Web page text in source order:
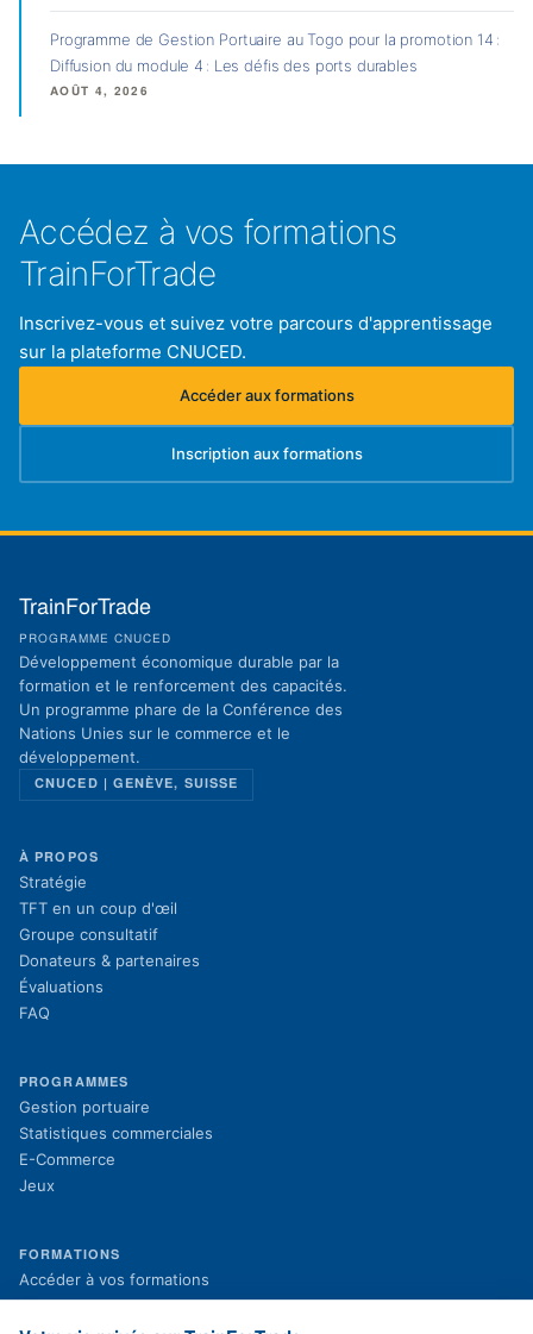
Programme de Gestion Portuaire au Togo pour la promotion 14 :
Diffusion du module 4 : Les défis des ports durables
AOÛT 4, 2026
Accédez à vos formations
TrainForTrade
Inscrivez-vous et suivez votre parcours d'apprentissage
sur la plateforme CNUCED.
Accéder aux formations
(s'ouvre dans un nouvel onglet)
Inscription aux formations
(s'ouvre dans un nouvel onglet)
TrainForTrade
PROGRAMME CNUCED
Développement économique durable par la
formation et le renforcement des capacités.
Un programme phare de la Conférence des
Nations Unies sur le commerce et le
développement.
CNUCED | GENÈVE, SUISSE
À PROPOS
Stratégie
TFT en un coup d'œil
Groupe consultatif
Donateurs & partenaires
Évaluations
FAQ
PROGRAMMES
Gestion portuaire
Statistiques commerciales
E-Commerce
Jeux
FORMATIONS
Accéder à vos formations
Inscription aux formations(s'ouvre dans un nouvel onglet)